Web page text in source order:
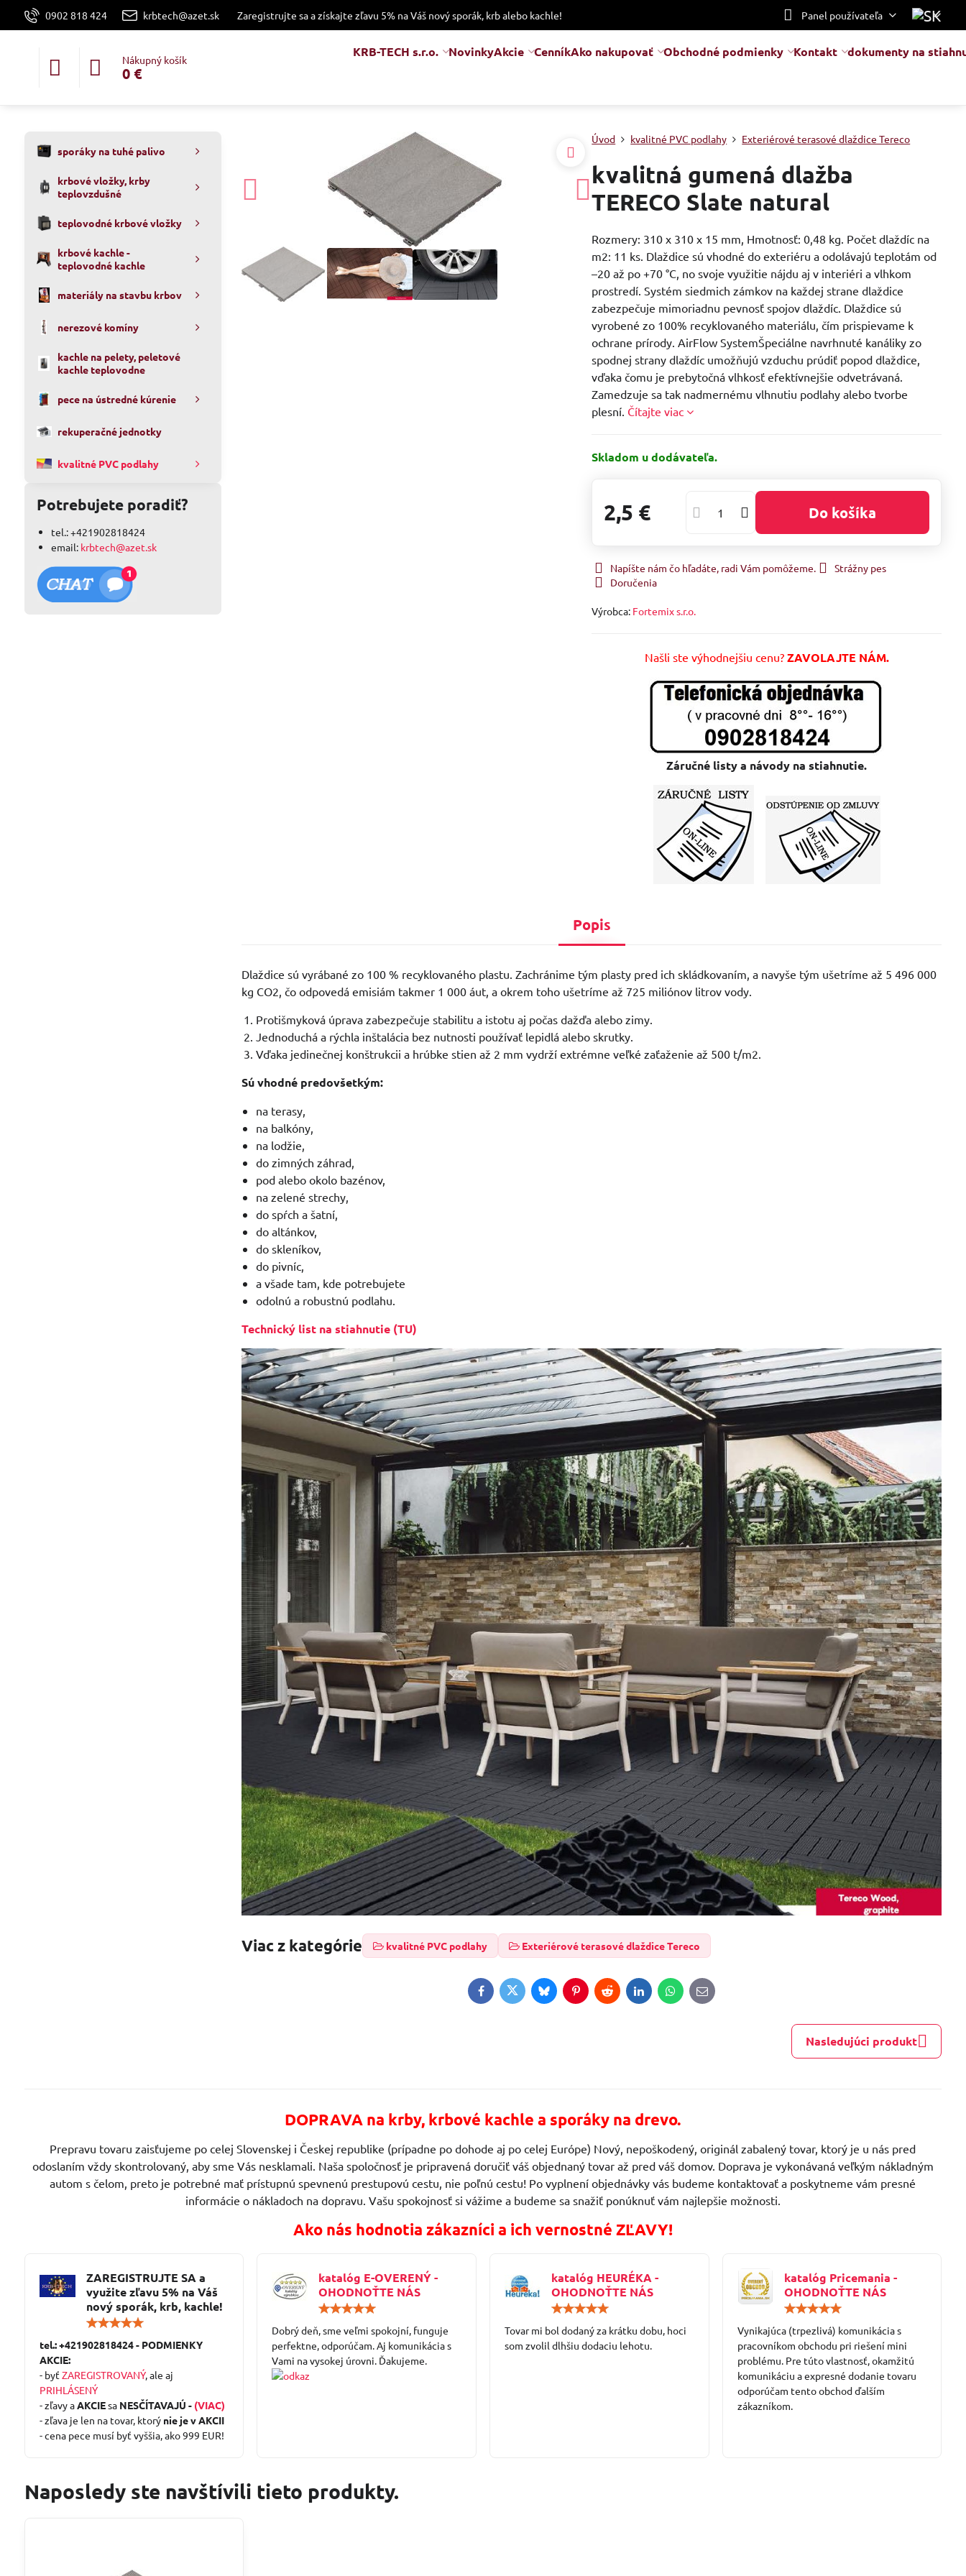
0902 818 424 krbtech@azet.sk Zaregistrujte sa a získajte zľavu 5% na Váš nový sporák, krb alebo kachle! Panel používateľa
Nákupný košík
0 €
KRB-TECH s.r.o. NovinkyAkcie CenníkAko nakupovať Obchodné podmienky Kontakt dokumenty na
Úvod kvalitné PVC podlahy Exteriérové terasové dlaždice Tereco
kvalitná gumená dlažba
TERECO Slate natural
Rozmery: 310 x 310 x 15 mm, Hmotnosť: 0,48 kg. Počet dlaždíc na
m2: 11 ks. Dlaždice sú vhodné do exteriéru a odolávajú teplotám od
–20 až po +70 °C, no svoje využitie nájdu aj v interiéri a vlhkom
prostredí. Systém siedmich zámkov na každej strane dlaždice
zabezpečuje mimoriadnu pevnosť spojov dlaždíc. Dlaždice sú
vyrobené zo 100% recyklovaného materiálu, čím prispievame k
ochrane prírody. AirFlow SystemŠpeciálne navrhnuté kanáliky zo
spodnej strany dlaždíc umožňujú vzduchu prúdiť popod dlaždice,
vďaka čomu je prebytočná vlhkosť efektívnejšie odvetrávaná.
Zamedzuje sa tak nadmernému vlhnutiu podlahy alebo tvorbe
plesní. Čítajte viac
Skladom u dodávateľa.
2,5 € Do košíka
Napíšte nám čo hľadáte, radi Vám pomôžeme.
Strážny pes
Doručenia
Výrobca: Fortemix s.r.o.
Našli ste výhodnejšiu cenu? ZAVOLAJTE NÁM.
Záručné listy a návody na stiahnutie.
Popis
Dlaždice sú vyrábané zo 100 % recyklovaného plastu. Zachránime tým plasty pred ich skládkovaním, a navyše tým ušetríme až 5 496 000
kg CO2, čo odpovedá emisiám takmer 1 000 áut, a okrem toho ušetríme až 725 miliónov litrov vody.
Protišmyková úprava zabezpečuje stabilitu a istotu aj počas dažďa alebo zimy.
Jednoduchá a rýchla inštalácia bez nutnosti používať lepidlá alebo skrutky.
Vďaka jedinečnej konštrukcii a hrúbke stien až 2 mm vydrží extrémne veľké zaťaženie až 500 t/m2.
Sú vhodné predovšetkým:
na terasy,
na balkóny,
na lodžie,
do zimných záhrad,
pod alebo okolo bazénov,
na zelené strechy,
do spŕch a šatní,
do altánkov,
do skleníkov,
do pivníc,
a všade tam, kde potrebujete
odolnú a robustnú podlahu.
Technický list na stiahnutie (TU)
Viac z kategórie kvalitné PVC podlahy Exteriérové terasové dlaždice Tereco
FacebookTwitterBlueskyPinterestRedditLinkedInWhatsApp
E-
mail
Nasledujúci produkt
sporáky na tuhé palivo
krbové vložky, krby
teplovzdušné
teplovodné krbové vložky
krbové kachle -
teplovodné kachle
materiály na stavbu krbov
nerezové komíny
kachle na pelety, peletové
kachle teplovodne
pece na ústredné kúrenie
rekuperačné jednotky
kvalitné PVC podlahy
Potrebujete poradiť?
tel.: +421902818424
email: krbtech@azet.sk
DOPRAVA na krby, krbové kachle a sporáky na drevo.
Prepravu tovaru zaisťujeme po celej Slovenskej i Českej republike (prípadne po dohode aj po celej Európe) Nový, nepoškodený, originál zabalený tovar, ktorý je u nás pred
odoslaním vždy skontrolovaný, aby sme Vás nesklamali. Naša spoločnosť je pripravená doručiť váš objednaný tovar až pred váš domov. Doprava je vykonávaná veľkým nákladným
autom s čelom, preto je potrebné mať prístupnú spevnenú prestupovú cestu, nie poľnú cestu! Po vyplnení objednávky vás budeme kontaktovať a poskytneme vám presné
informácie o nákladoch na dopravu. Vašu spokojnosť si vážime a budeme sa snažiť ponúknuť vám najlepšie možnosti.
Ako nás hodnotia zákazníci a ich vernostné ZĽAVY!
ZAREGISTRUJTE SA a
využite zľavu 5% na Váš
nový sporák, krb, kachle!
/
tel.: +421902818424 - PODMIENKY
AKCIE:
- byť ZAREGISTROVANÝ, ale aj
PRIHLÁSENÝ
- zľavy aAKCIEsa NESČÍTAVAJÚ - (VIAC)
- zľava je len na tovar, ktorý nie je v AKCII
- cena pece musí byť vyššia, ako 999 EUR!
katalóg E-OVERENÝ -
OHODNOŤTE NÁS
/
5
Dobrý deň, sme veľmi spokojní, funguje
perfektne, odporúčam. Aj komunikácia s
Vami na vysokej úrovni. Ďakujeme.
katalóg HEURÉKA -
OHODNOŤTE NÁS
/
5
Tovar mi bol dodaný za krátku dobu, hoci
som zvolil dlhšiu dodaciu lehotu.
katalóg Pricemania -
OHODNOŤTE NÁS
/
5
Vynikajúca (trpezlivá) komunikácia s
pracovníkom obchodu pri riešení mini
problému. Pre túto vlastnosť, okamžitú
komunikáciu a expresné dodanie tovaru
odporúčam tento obchod ďalším
zákazníkom.
Naposledy ste navštívili tieto produkty.